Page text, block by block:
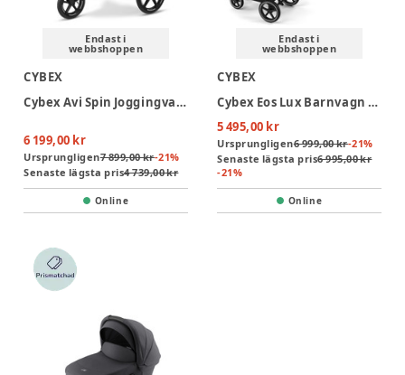
Endast i
webbshoppen
CYBEX
Cybex Avi Spin Joggingvagn - Stormy Blue
6 199,00 kr
Ursprungligen7 899,00 kr-21%
Senaste lägsta pris4 739,00 kr
Online
Endast i
webbshoppen
CYBEX
Cybex Eos Lux Barnvagn - Seashell Beige/Light Beige
5 495,00 kr
Ursprungligen6 999,00 kr-21%
Senaste lägsta pris6 995,00 kr
-21%
Online